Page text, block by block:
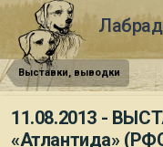
Выставки, выводки
11.08.2013 -
«Атлантида»